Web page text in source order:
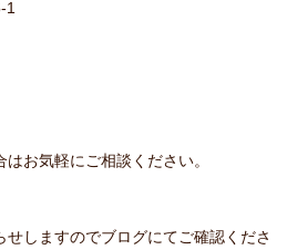
1
お気軽にご相談ください。
しますのでブログにてご確認くださ